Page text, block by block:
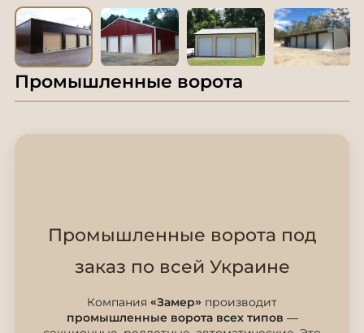
Промышленные ворота
Промышленные ворота под
заказ по всей Украине
Компания «Замер» производит
промышленные ворота всех типов —